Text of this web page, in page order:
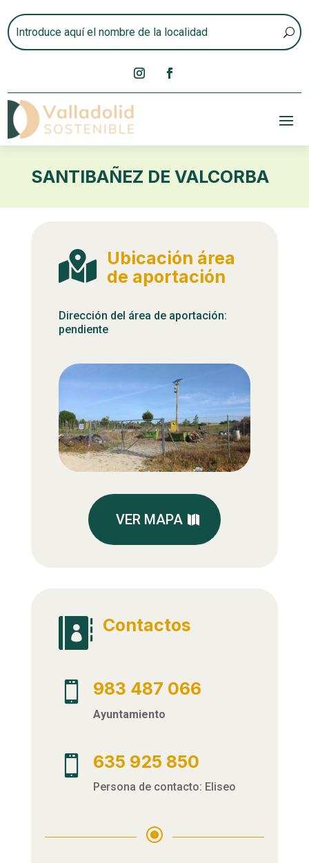
SANTIBAÑEZ DE VALCORBA
 Ubicación área
de aportación
Dirección del área de aportación:
pendiente
VER MAPA
 Contactos
 983 487 066
Ayuntamiento
 635 925 850
Persona de contacto: Eliseo
\